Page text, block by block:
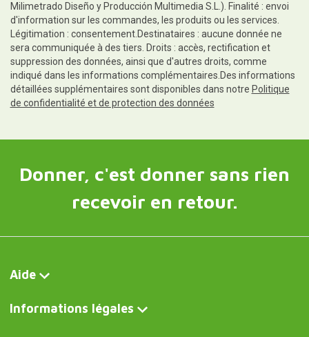
Milimetrado Diseño y Producción Multimedia S.L.). Finalité : envoi
d'information sur les commandes, les produits ou les services.
Légitimation : consentement.Destinataires : aucune donnée ne
sera communiquée à des tiers. Droits : accès, rectification et
suppression des données, ainsi que d'autres droits, comme
indiqué dans les informations complémentaires.Des informations
détaillées supplémentaires sont disponibles dans notre Politique
de confidentialité et de protection des données
Donner, c'est donner sans rien
recevoir en retour.
Aide
Informations légales